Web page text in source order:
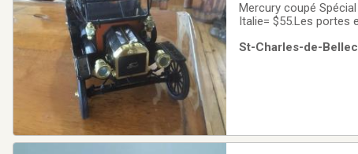
Mercury coupé
Italie= $55.Les portes
St-Charles-de-